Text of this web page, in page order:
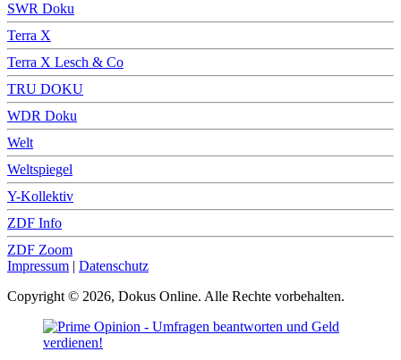
SWR Doku
Terra X
Terra X Lesch & Co
TRU DOKU
WDR Doku
Welt
Weltspiegel
Y-Kollektiv
ZDF Info
ZDF Zoom
Impressum | Datenschutz
Copyright © 2026, Dokus Online. Alle Rechte vorbehalten.